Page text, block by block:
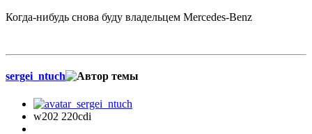
Когда-нибудь снова буду владельцем Mercedes-Benz
sergei_ntuch
w202 220cdi